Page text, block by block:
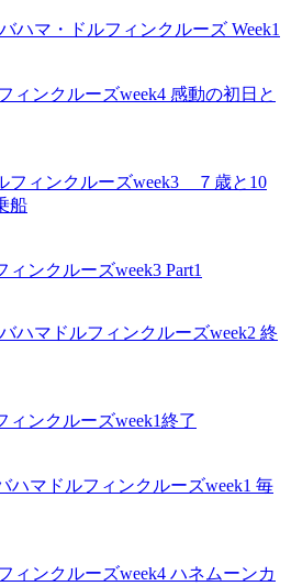
ハマ・ドルフィンクルーズ Week1
ィンクルーズweek4 感動の初日と
フィンクルーズweek3 ７歳と10
船
ンクルーズweek3 Part1
バハマドルフィンクルーズweek2 終
ィンクルーズweek1終了
ハマドルフィンクルーズweek1 毎
ィンクルーズweek4 ハネムーンカ